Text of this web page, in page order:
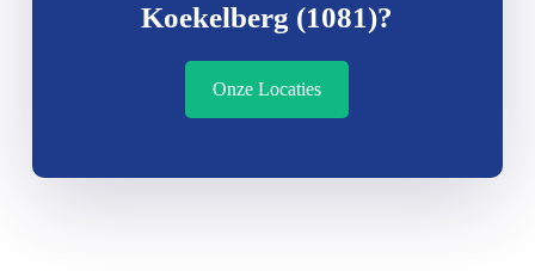
Koekelberg (1081)?
Onze Locaties